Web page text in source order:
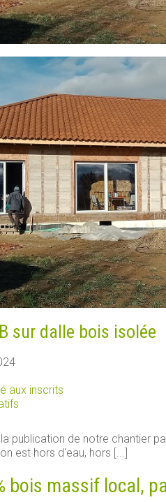
sur dalle bois isolée
aux inscrits
publication de notre chantier
est hors d'eau, hors [...]
bois massif local,